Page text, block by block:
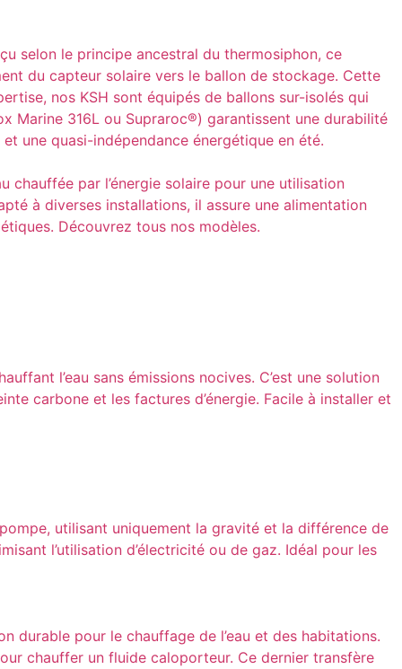
selon le principe ancestral du thermosiphon, ce
du capteur solaire vers le ballon de stockage. Cette
nos KSH sont équipés de ballons sur-isolés qui
Marine 316L ou Supraroc®) garantissent une durabilité
une quasi-indépendance énergétique en été.
chauffée par l’énergie solaire pour une utilisation
à diverses installations, il assure une alimentation
Découvrez tous nos modèles.
l’eau sans émissions nocives. C’est une solution
carbone et les factures d’énergie. Facile à installer et
utilisant uniquement la gravité et la différence de
l’utilisation d’électricité ou de gaz. Idéal pour les
durable pour le chauffage de l’eau et des habitations.
chauffer un fluide caloporteur. Ce dernier transfère